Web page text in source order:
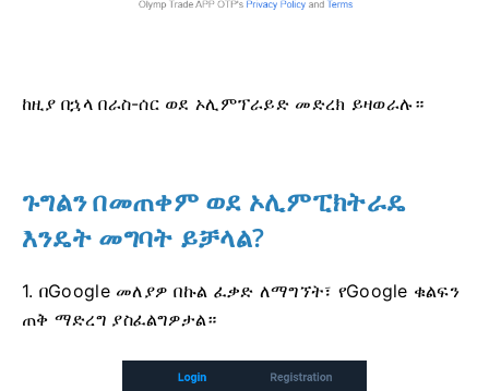
ከዚያ በኋላ በራስ-ሰር ወደ ኦሊምፕራይድ መድረክ ይዛወራሉ።
ጉግልን በመጠቀም ወደ ኦሊምፒክትራዴ
እንዴት መግባት ይቻላል?
1. በGoogle መለያዎ በኩል ፈቃድ ለማግኘት፣ የGoogle ቁልፍን
ጠቅ ማድረግ ያስፈልግዎታል።